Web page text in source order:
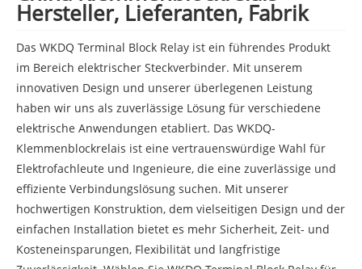
Hersteller, Lieferanten, Fabrik
Das WKDQ Terminal Block Relay ist ein führendes Produkt
im Bereich elektrischer Steckverbinder. Mit unserem
innovativen Design und unserer überlegenen Leistung
haben wir uns als zuverlässige Lösung für verschiedene
elektrische Anwendungen etabliert. Das WKDQ-
Klemmenblockrelais ist eine vertrauenswürdige Wahl für
Elektrofachleute und Ingenieure, die eine zuverlässige und
effiziente Verbindungslösung suchen. Mit unserer
hochwertigen Konstruktion, dem vielseitigen Design und der
einfachen Installation bietet es mehr Sicherheit, Zeit- und
Kosteneinsparungen, Flexibilität und langfristige